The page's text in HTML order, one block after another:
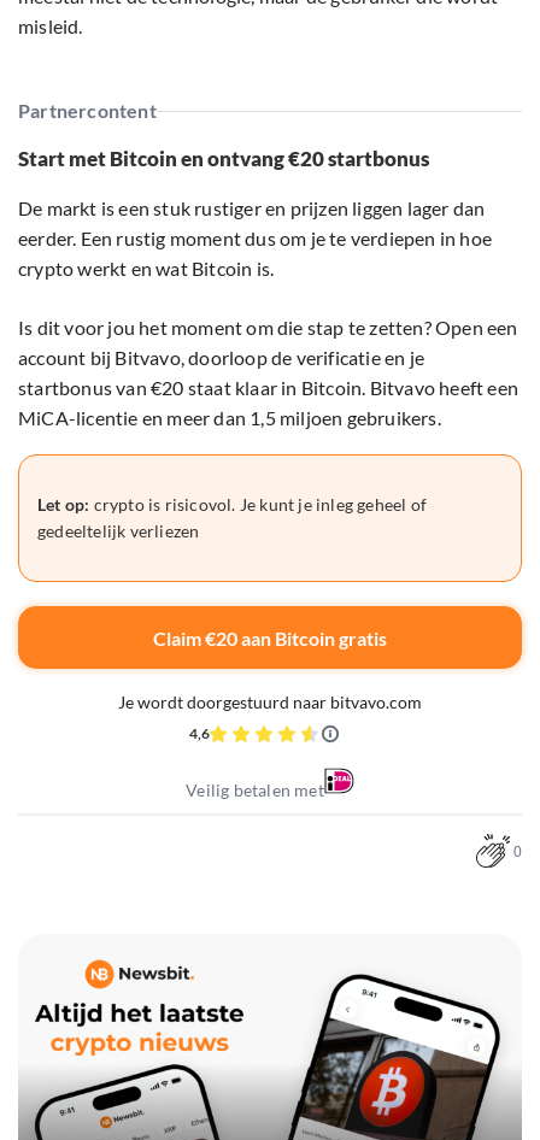
misleid.
Partnercontent
Start met Bitcoin en ontvang €20 startbonus
De markt is een stuk rustiger en prijzen liggen lager dan
eerder. Een rustig moment dus om je te verdiepen in hoe
crypto werkt en wat Bitcoin is.
Is dit voor jou het moment om die stap te zetten? Open een
account bij Bitvavo, doorloop de verificatie en je
startbonus van €20 staat klaar in Bitcoin. Bitvavo heeft een
MiCA-licentie en meer dan 1,5 miljoen gebruikers.
Let op: crypto is risicovol. Je kunt je inleg geheel of
gedeeltelijk verliezen
Claim €20 aan Bitcoin gratis
Je wordt doorgestuurd naar bitvavo.com
4,6
Veilig betalen met
0